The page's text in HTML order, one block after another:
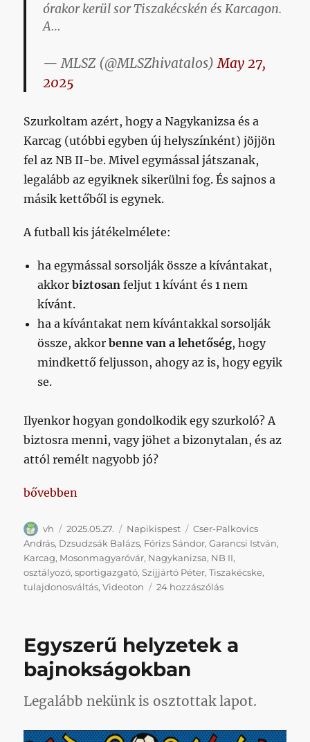
órakor kerül sor Tiszakécskén és Karcagon.
A…
— MLSZ (@MLSZhivatalos)May 27,
2025
Szurkoltam azért, hogy a Nagykanizsa és a
Karcag (utóbbi egyben új helyszínként) jöjjön
fel az NB II-be. Mivel egymással játszanak,
legalább az egyiknek sikerülni fog. És sajnos a
másik kettőből is egynek.
A futball kis játékelmélete:
ha egymással sorsolják össze a kívántakat,
akkorbiztosanfeljut 1 kívánt és 1 nem
kívánt.
ha a kívántakat nem kívántakkal sorsolják
össze, akkorbenne van a lehetőség, hogy
mindkettő feljusson, ahogy az is, hogy egyik
se.
Ilyenkor hogyan gondolkodik egy szurkoló? A
biztosra menni, vagy jöhet a bizonytalan, és az
attól remélt nagyobb jó?
„Osztályozók, Dzsudzsák, Videoton”
bővebben
Szerző
vh Közzétéve
2025.05.27. Kategória
Napikispest Címke
Cser-Palkovics
András, Dzsudzsák Balázs, Fórizs Sándor,Garancsi István,
Karcag, Mosonmagyaróvár, Nagykanizsa, NB II,
osztályozó,sportigazgató,Szijjártó Péter,Tiszakécske,
tulajdonosváltás,Videoton 24 hozzászólásOsztályozók,
bejegyzéshez
Egyszerű helyzetek a
bajnokságokban
Legalább nekünk is osztottak lapot.